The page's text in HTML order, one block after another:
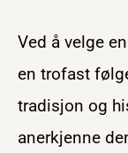
Ved å velge
en trofast
tradisjon og
anerkjenne